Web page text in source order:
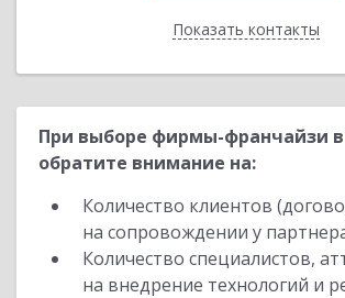
Показать контакты
Назад
При выборе фирмы-франчайзи в
обратите внимание на:
Количество клиентов
на сопровождении у
Количество специалистов,
на внедрение технологий и